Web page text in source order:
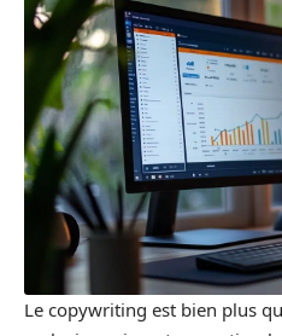
Le copywriting est bien plus